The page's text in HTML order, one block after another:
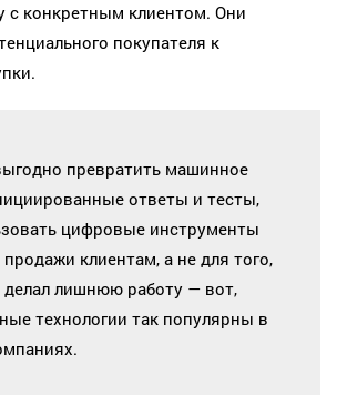
с конкретным клиентом. Они
покупателя к
превратить машинное
ответы и тесты,
цифровые инструменты
клиентам, а не для того,
делал лишнюю работу — вот,
технологии так популярны в